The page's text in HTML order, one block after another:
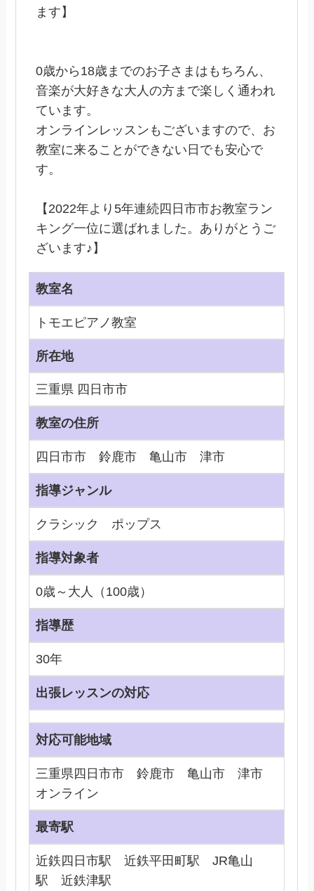
ます】
0歳から18歳までのお子さまはもちろん、
音楽が大好きな大人の方まで楽しく通われ
ています。
オンラインレッスンもございますので、お
教室に来ることができない日でも安心で
す。
【2022年より5年連続四日市市お教室ラン
キング一位に選ばれました。ありがとうご
ざいます♪】
教室名
トモエピアノ教室
所在地
三重県 四日市市
教室の住所
四日市市 鈴鹿市 亀山市 津市
指導ジャンル
クラシック ポップス
指導対象者
0歳～大人（100歳）
指導歴
30年
出張レッスンの対応
対応可能地域
三重県四日市市 鈴鹿市 亀山市 津市
オンライン
最寄駅
近鉄四日市駅 近鉄平田町駅 JR亀山
駅 近鉄津駅